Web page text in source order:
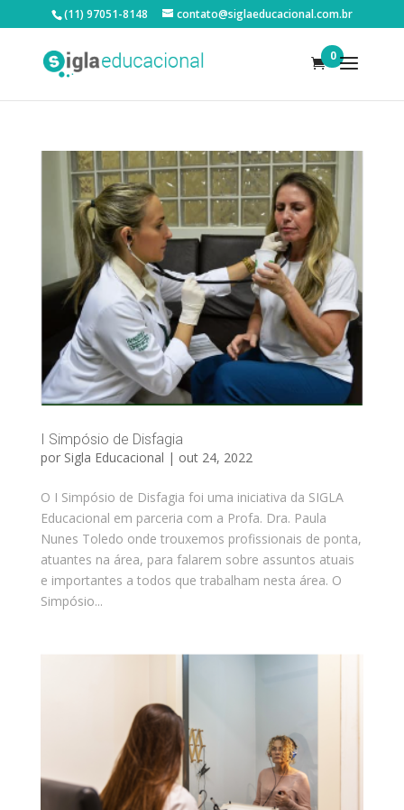
(11) 97051-8148 contato@siglaeducacional.com.br
0
I Simpósio de Disfagia
por Sigla Educacional | out 24, 2022
O I Simpósio de Disfagia foi uma iniciativa da SIGLA
Educacional em parceria com a Profa. Dra. Paula
Nunes Toledo onde trouxemos profissionais de ponta,
atuantes na área, para falarem sobre assuntos atuais
e importantes a todos que trabalham nesta área. O
Simpósio...